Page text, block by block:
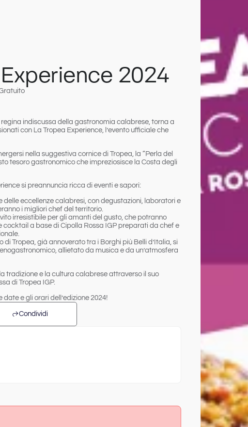
2024
regina indiscussa della gastronomia calabrese, torna a
con La Tropea Experience, l’evento ufficiale che
nella suggestiva cornice di Tropea, la “Perla del
tesoro gastronomico che impreziosisce la Costa degli
si preannuncia ricca di eventi e sapori:
delle eccellenze calabresi, con degustazioni, laboratori e
i migliori chef del territorio.
irresistibile per gli amanti del gusto, che potranno
cocktail a base di Cipolla Rossa IGP preparati da chef e
di Tropea, già annoverato tra i Borghi più Belli d’Italia, si
allietato da musica e da un’atmosfera
tradizione e la cultura calabrese attraverso il suo
di Tropea IGP.
e gli orari dell’edizione 2024!
Condividi